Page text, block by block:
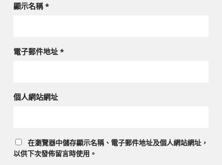
顯示名稱*
電子郵件地址 *
個人網站網址
在瀏覽器中儲存顯示名稱、電子郵件地址及個人網站網址，
以供下次發佈留言時使用。